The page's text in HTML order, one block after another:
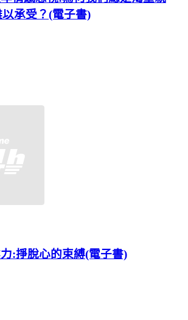
承受？(電子書)
:掙脫心的束縛(電子書)